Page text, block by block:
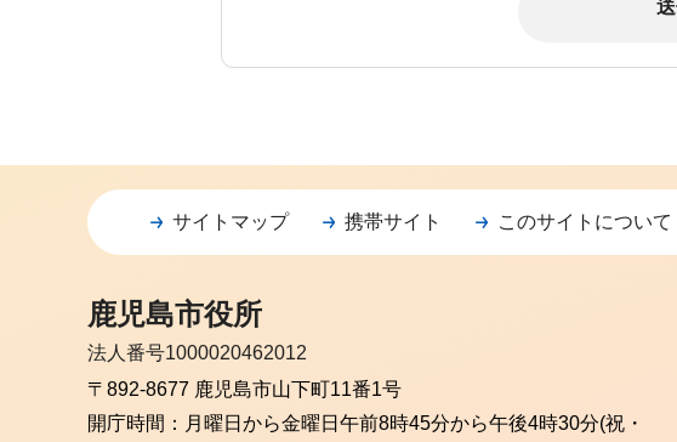
サイトマップ 携帯サイト このサイトについて
鹿児島市役所
法人番号1000020462012
〒892-8677 鹿児島市山下町11番1号
開庁時間： 月曜日から金曜日 午前8時45分から午後4時30分(祝・